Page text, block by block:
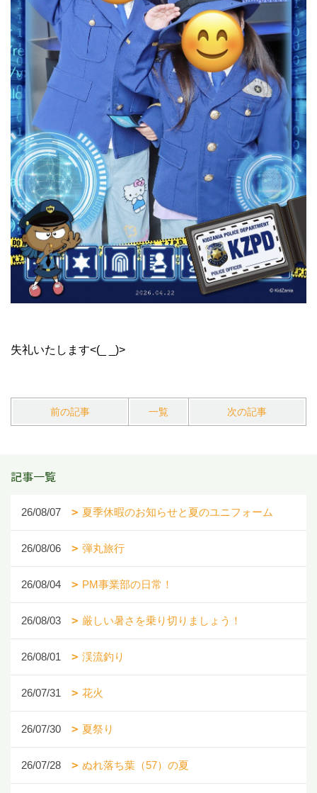
失礼いたします<(_ _)>
前の記事 一覧 次の記事
記事一覧
26/08/07 夏季休暇のお知らせと夏のユニフォーム
26/08/06 弾丸旅行
26/08/04 PM事業部の日常！
26/08/03 厳しい暑さを乗り切りましょう！
26/08/01 渓流釣り
26/07/31 花火
26/07/30 夏祭り
26/07/28 ぬれ落ち葉（57）の夏